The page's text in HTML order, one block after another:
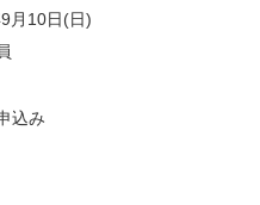
月10日(日)
込み